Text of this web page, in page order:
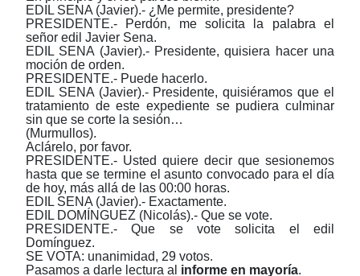
EDIL SENA (Javier).- ¿Me permite, presidente?
PRESIDENTE.- Perdón, me solicita la palabra el
señor edil Javier Sena.
EDIL SENA (Javier).- Presidente, quisiera hacer una
moción de orden.
PRESIDENTE.- Puede hacerlo.
EDIL SENA (Javier).- Presidente, quisiéramos que el
tratamiento de este expediente se pudiera culminar
sin que se corte la sesión…
(Murmullos).
Aclárelo, por favor.
PRESIDENTE.- Usted quiere decir que sesionemos
hasta que se termine el asunto convocado para el día
de hoy, más allá de las 00:00 horas.
EDIL SENA (Javier).- Exactamente.
EDIL DOMÍNGUEZ (Nicolás).- Que se vote.
PRESIDENTE.- Que se vote solicita el edil
Domínguez.
SE VOTA: unanimidad, 29 votos.
Pasamos a darle lectura al informe en mayoría.